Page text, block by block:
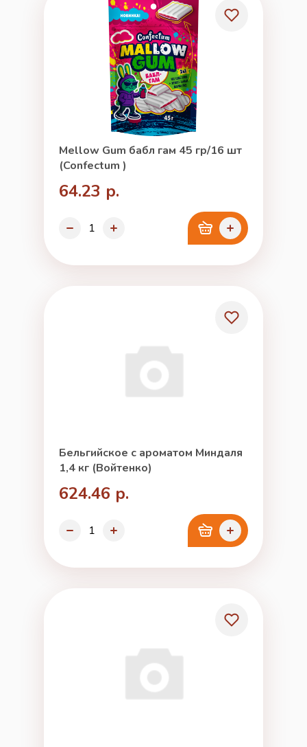
Mellow Gum бабл гам 45 гр/16 шт
(Confectum )
64.23 р.
Бельгийское с ароматом Миндаля
1,4 кг (Войтенко)
624.46 р.